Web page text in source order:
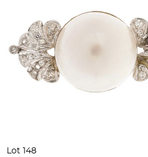
Lot 148